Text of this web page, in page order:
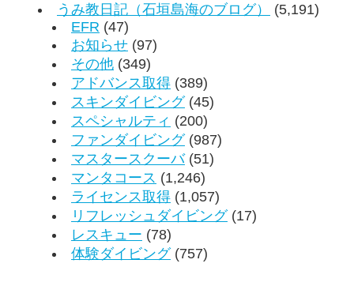
うみ教日記（石垣島海のブログ）
(5,191)
EFR (47)
お知らせ (97)
その他 (349)
アドバンス取得 (389)
スキンダイビング(45)
スペシャルティ (200)
ファンダイビング(987)
マスタースクーバ(51)
マンタコース (1,246)
ライセンス取得 (1,057)
リフレッシュダイビング(17)
レスキュー (78)
体験ダイビング(757)